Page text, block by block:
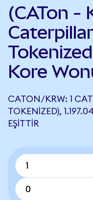
(CATon -
Kore
CATON/KRW: 1
TOKENIZED),
EŞITTIR